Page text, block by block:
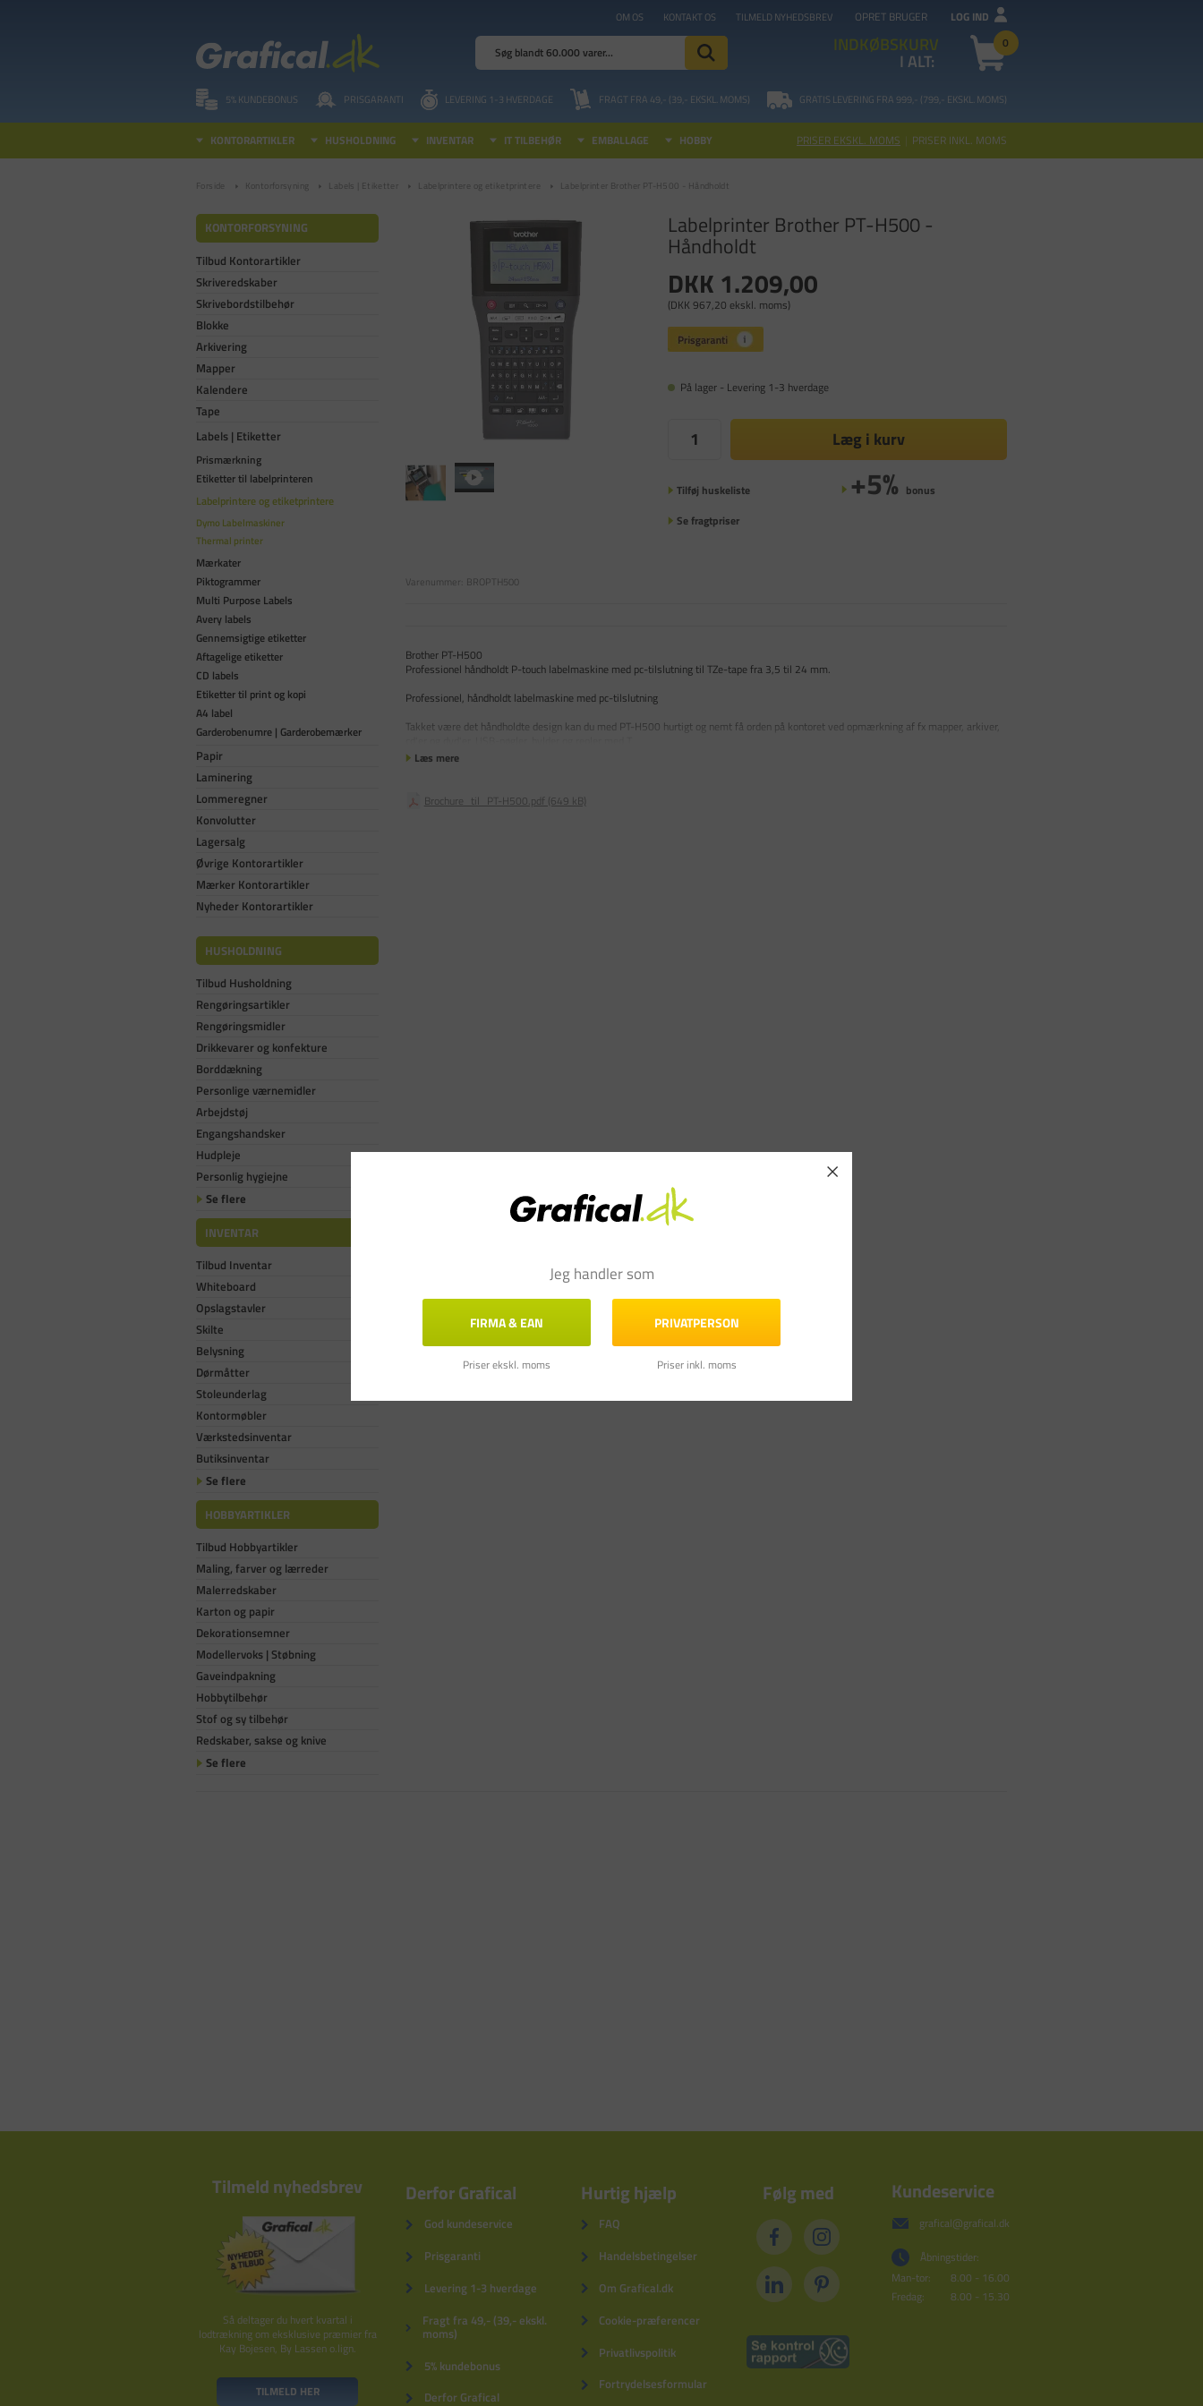
OM OS KONTAKT OS TILMELD NYHEDSBREV OPRET BRUGER LOG IND
INDKØBSKURV 0
I ALT:
5% KUNDEBONUS PRISGARANTI LEVERING 1-3 HVERDAGE FRAGT FRA 49,- (39,- EKSKL. MOMS) GRATIS LEVERING FRA 999,- (799,- EKSKL. MOMS)
KONTORARTIKLER HUSHOLDNING INVENTAR IT TILBEHØR EMBALLAGE HOBBY PRISER EKSKL. MOMS | PRISER INKL. MOMS
Forside Kontorforsyning Labels | Etiketter Labelprintere og etiketprintere Labelprinter Brother PT-H500 - Håndholdt
KONTORFORSYNING
Tilbud Kontorartikler
Skriveredskaber
Skrivebordstilbehør
Blokke
Arkivering
Mapper
Kalendere
Tape
Labels | Etiketter
Prismærkning
Etiketter til labelprinteren
Labelprintere og etiketprintere
Dymo Labelmaskiner
Thermal printer
Mærkater
Piktogrammer
Multi Purpose Labels
Avery labels
Gennemsigtige etiketter
Aftagelige etiketter
CD labels
Etiketter til print og kopi
A4 label
Garderobenumre | Garderobemærker
Papir
Laminering
Lommeregner
Konvolutter
Lagersalg
Øvrige Kontorartikler
Mærker Kontorartikler
Nyheder Kontorartikler
HUSHOLDNING
Tilbud Husholdning
Rengøringsartikler
Rengøringsmidler
Drikkevarer og konfekture
Borddækning
Personlige værnemidler
Arbejdstøj
Engangshandsker
Hudpleje
Personlig hygiejne
Se flere
INVENTAR
Tilbud Inventar
Whiteboard
Opslagstavler
Skilte
Belysning
Dørmåtter
Stoleunderlag
Kontormøbler
Værkstedsinventar
Butiksinventar
Se flere
HOBBYARTIKLER
Tilbud Hobbyartikler
Maling, farver og lærreder
Malerredskaber
Karton og papir
Dekorationsemner
Modellervoks | Støbning
Gaveindpakning
Hobbytilbehør
Stof og sy tilbehør
Redskaber, sakse og knive
Se flere
Labelprinter Brother PT-H500 -
Håndholdt
DKK 1.209,00
(DKK 967,20 ekskl. moms)
På lager - Levering 1-3 hverdage
Læg i kurv
Tilføj huskeliste +5% bonus
Se fragtpriser
Varenummer: BROPTH500
Brother PT-H500
Professionel håndholdt P-touch labelmaskine med pc-tilslutning til TZe-tape fra 3,5 til 24 mm.
Professionel, håndholdt labelmaskine med pc-tilslutning
Takket være det håndholdte design kan du med PT-H500 hurtigt og nemt få orden på kontoret ved opmærkning af fx mapper, arkiver,
Læs mere
Brochure_til_PT-H500.pdf (649 kB)
Tilmeld nyhedsbrev
Så deltager du hvert kvartal i
lodtrækning om eksklusive præmier fra
Kay Bojesen, By Lassen o.lign.
TILMELD HER
Derfor Grafical
God kundeservice
Prisgaranti
Levering 1-3 hverdage
Fragt fra 49,- (39,- ekskl.
moms)
5% kundebonus
Derfor Grafical
Hurtig hjælp
FAQ
Handelsbetingelser
Om Grafical.dk
Cookie-præferencer
Privatlivspolitik
Fortrydelsesformular
Følg med Kundeservice
grafical@grafical.dk
Åbningstider:
Man-tor:
8.00 - 16.00
Fredag:
8.00 - 15.30
Jeg handler som
FIRMA & EAN
Priser ekskl. moms
PRIVATPERSON
Priser inkl. moms